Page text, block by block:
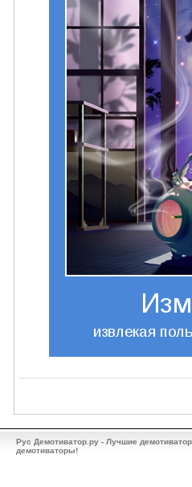
Рус Демотиватор.ру - Лучшие
демотиваторы!